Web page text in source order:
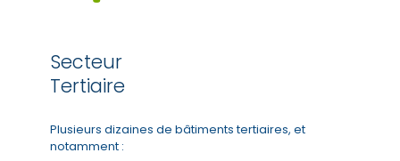
Secteur
Tertiaire
Plusieurs dizaines de bâtiments tertiaires, et
notamment :